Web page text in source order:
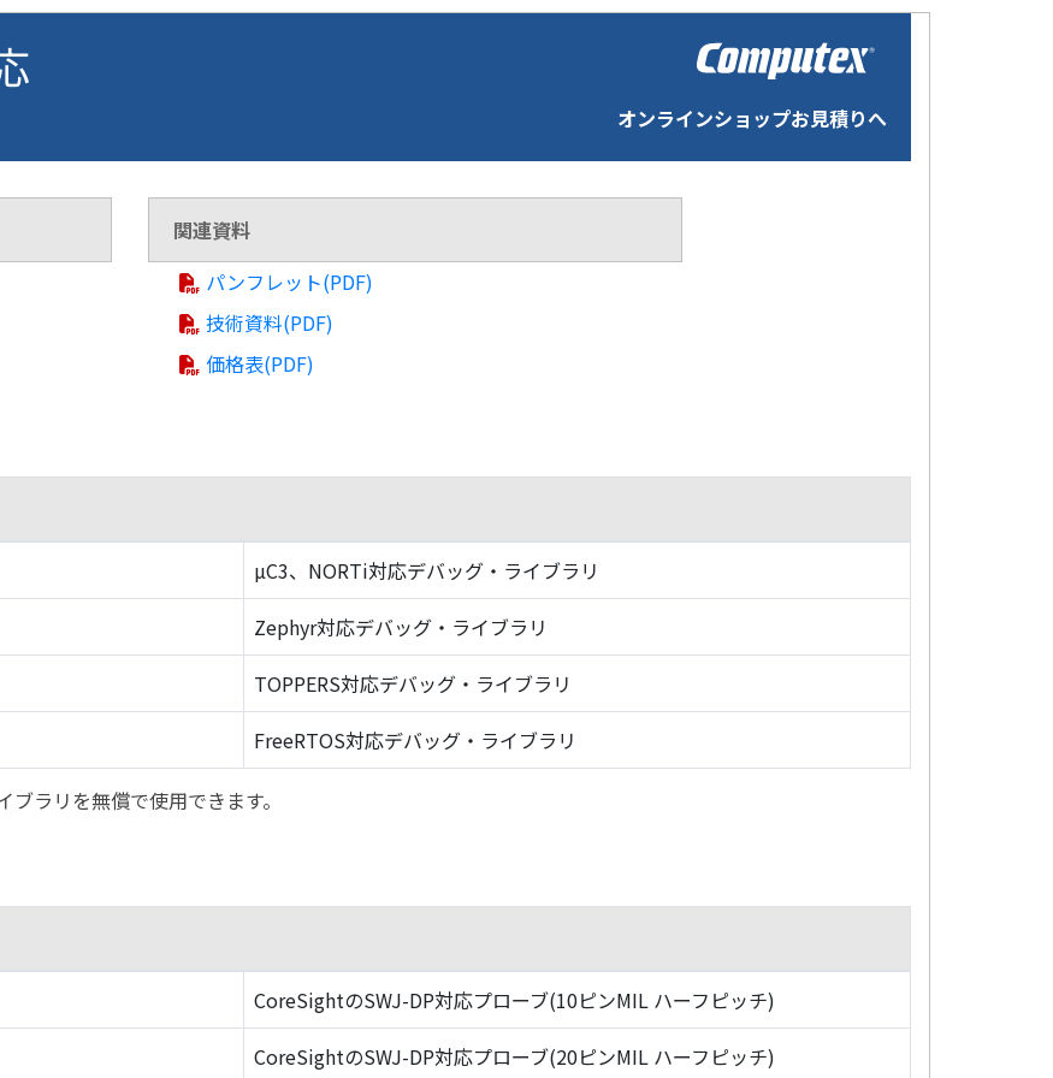
オンラインショップお見積りへ
関連資料
パンフレット(PDF)
技術資料(PDF)
価格表(PDF)
µC3、NORTi対応デバッグ・ライブラリ
Zephyr対応デバッグ・ライブラリ
TOPPERS対応デバッグ・ライブラリ
FreeRTOS対応デバッグ・ライブラリ
ラリを無償で使用できます。
CoreSightのSWJ-DP対応プローブ(10ピンMIL ハーフピッチ)
CoreSightのSWJ-DP対応プローブ(20ピンMIL ハーフピッチ)